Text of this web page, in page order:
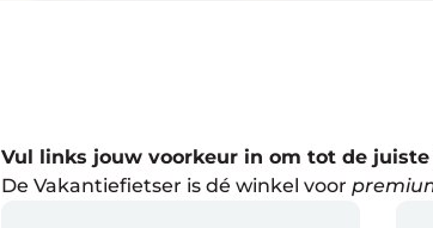
Vul links jouw voorkeur in om tot de
De Vakantiefietser is dé winkel voor